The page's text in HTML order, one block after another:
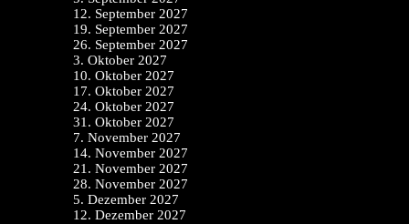
12. September 2027
19. September 2027
26. September 2027
3. Oktober 2027
10. Oktober 2027
17. Oktober 2027
24. Oktober 2027
31. Oktober 2027
7. November 2027
14. November 2027
21. November 2027
28. November 2027
5. Dezember 2027
12. Dezember 2027